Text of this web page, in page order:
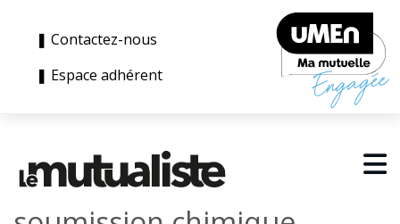
❚ Contactez-nous
❚ Espace adhérent